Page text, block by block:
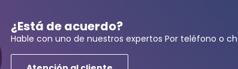
¿Está de acuerdo?
Hable con uno de nuestros expertos Por teléfono o